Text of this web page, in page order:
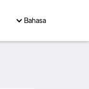
Bahasa